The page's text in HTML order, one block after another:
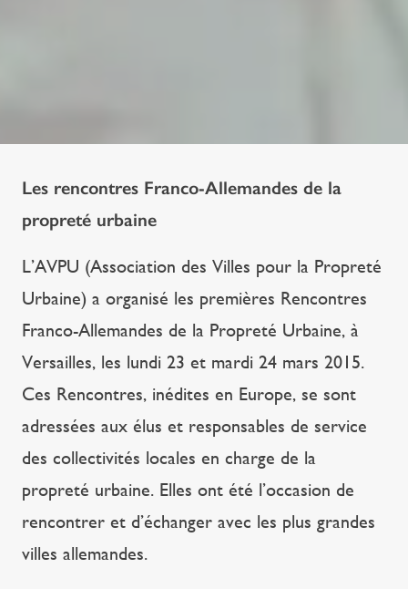
Les rencontres Franco-Allemandes de la
propreté urbaine
L’AVPU (Association des Villes pour la Propreté
Urbaine) a organisé les premières Rencontres
Franco-Allemandes de la Propreté Urbaine, à
Versailles, les lundi 23 et mardi 24 mars 2015.
Ces Rencontres, inédites en Europe, se sont
adressées aux élus et responsables de service
des collectivités locales en charge de la
propreté urbaine. Elles ont été l’occasion de
rencontrer et d’échanger avec les plus grandes
villes allemandes.